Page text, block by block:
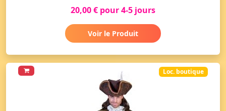
20,00 € pour 4-5 jours
Voir le Produit
Loc. boutique